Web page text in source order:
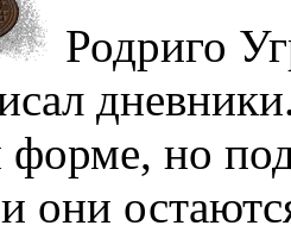
Родриго
но
они